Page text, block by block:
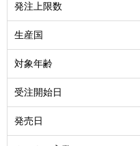
発注上限数
生産国
対象年齢
受注開始日
発売日